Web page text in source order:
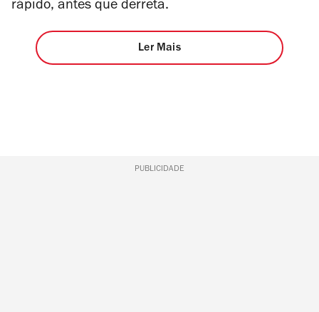
rápido, antes que derreta.
Ler Mais
PUBLICIDADE